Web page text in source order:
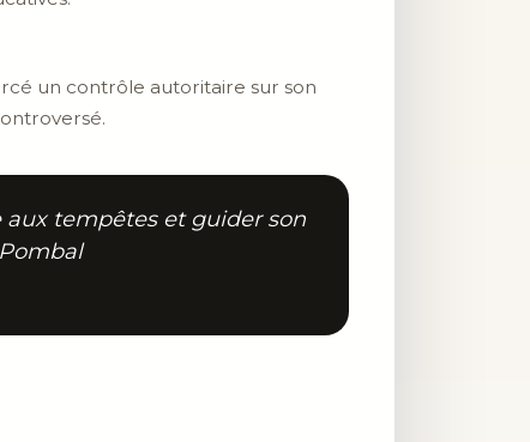
un contrôle autoritaire sur son
aux tempêtes et guider son